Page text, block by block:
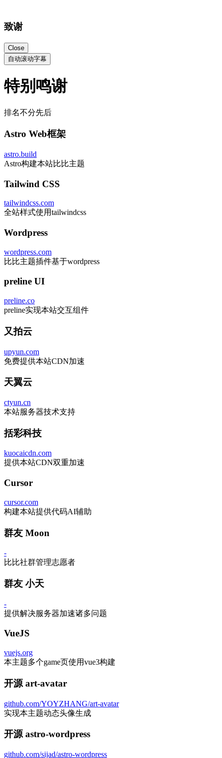
致谢
Close
自动滚动字幕
特别鸣谢
排名不分先后
Astro Web框架
astro.build
Astro构建本站比比主题
Tailwind CSS
tailwindcss.com
全站样式使用tailwindcss
Wordpress
wordpress.com
比比主题插件基于wordpress
preline UI
preline.co
preline实现本站交互组件
又拍云
upyun.com
免费提供本站CDN加速
天翼云
ctyun.cn
本站服务器技术支持
括彩科技
kuocaicdn.com
提供本站CDN双重加速
Cursor
cursor.com
构建本站提供代码AI辅助
群友 Moon
-
比比社群管理志愿者
群友 小天
-
提供解决服务器加速诸多问题
VueJS
vuejs.org
本主题多个game页使用vue3构建
开源 art-avatar
github.com/YOYZHANG/art-avatar
实现本主题动态头像生成
开源 astro-wordpress
github.com/sijad/astro-wordpress